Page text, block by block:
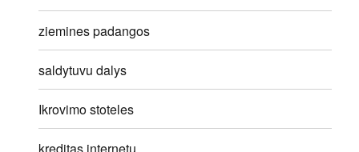
ziemines padangos
saldytuvu dalys
Ikrovimo stoteles
kreditas internetu